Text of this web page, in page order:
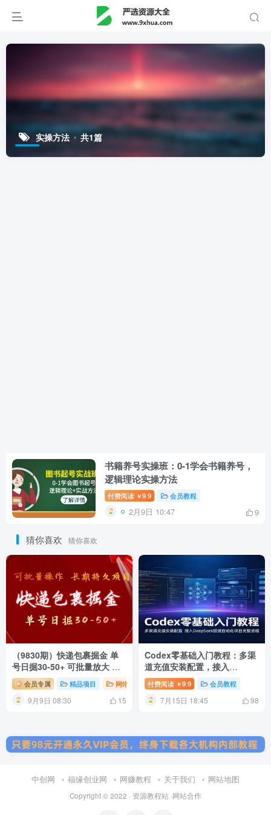
实操方法 共1篇
书籍养号实操班：0-1学会书籍养号，
逻辑理论实操方法
付费阅读 ￥9.9 会员教程
2月9日 10:47 9
猜你喜欢 猜你喜欢
（9830期）快递包裹掘金 单
号日掘30-50+ 可批量放大 长
久持久项目
会员专属 精品项目 网络项目
9月9日 08:30 15
Codex零基础入门教程：多渠
道充值安装配置，接入
DeepSeek搭建自动化项目完
整流程
付费阅读 ￥9.9 会员教程
7月15日 18:45 98
中创网 福缘创业网 网赚教程 关于我们 网站地图
Copyright © 2022 · 资源教程站 ·网站合作